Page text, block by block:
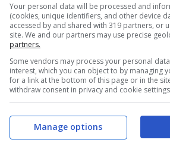
Your personal data will be processed and
(cookies, unique identifiers, and other device
accessed by and shared with 319 partners, or
site. We and our partners may use precise
partners.
Some vendors may process your personal
interest, which you can object to by managing
for a link at the bottom of this page or in the
withdraw consent in privacy and cookie
Manage options